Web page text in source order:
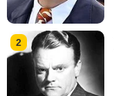
2